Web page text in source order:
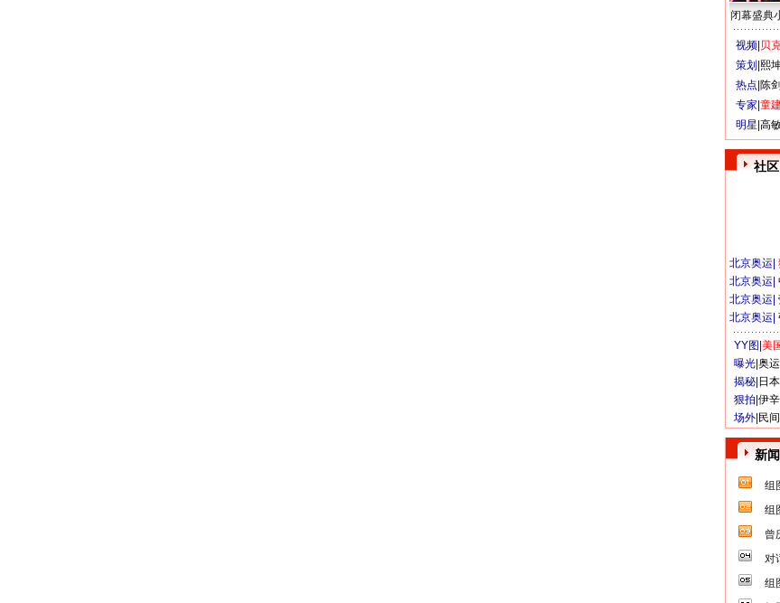
闭幕盛典
视频| 贝
策划| 熙
热点| 陈
专家| 童
明星| 高
社区
北京奥运
北京奥运
北京奥运
北京奥运
YY图| 美
曝光| 奥
揭秘| 日
狠拍| 伊
场外| 民
新
组
组
曾
对
组